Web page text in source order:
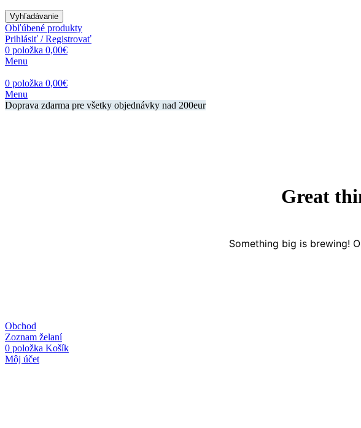
Vyhľadávanie
Obľúbené produkty
Prihlásiť / Registrovať
0 položka 0,00€
Menu
0 položka 0,00€
Menu
Doprava zdarma pre všetky objednávky nad 200eur
Great
Something big is brewing!
Obchod
Zoznam želaní
0 položka Košík
Môj účet